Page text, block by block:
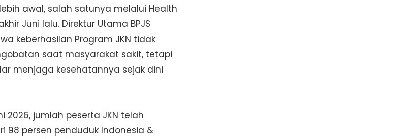
awal, salah satunya melalui Health
Juni lalu. Direktur Utama BPJS
keberhasilan Program JKN tidak
saat masyarakat sakit, tetapi
menjaga kesehatannya sejak dini
jumlah peserta JKN telah
98 persen penduduk Indonesia &